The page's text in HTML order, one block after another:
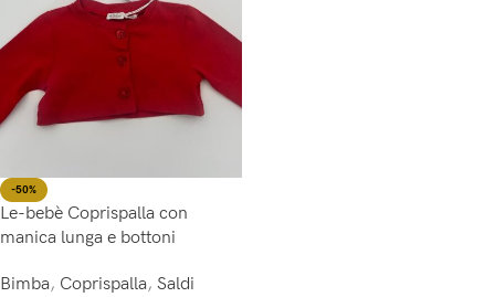
-50%
Le-bebè Coprispalla con
manica lunga e bottoni
Bimba, Coprispalla, Saldi